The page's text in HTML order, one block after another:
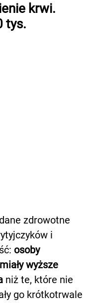
krwi.
tys.
zdrowotne
i
osoby
wyższe
niż te, które nie
go krótkotrwale